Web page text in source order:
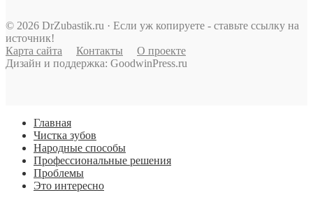
© 2026 DrZubastik.ru · Если уж копируете - ставьте ссылку на
источник!
Карта сайта
Контакты
О проекте
Дизайн и поддержка: GoodwinPress.ru
Главная
Чистка зубов
Народные способы
Профессиональные решения
Проблемы
Это интересно